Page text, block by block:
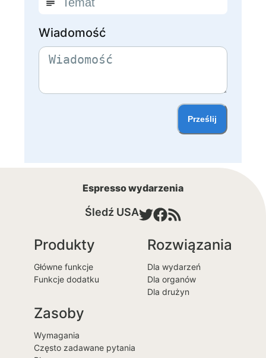
Wiadomość
Prześlij
Espresso wydarzenia
Śledź USA
Produkty
Główne funkcje
Funkcje dodatku
Rozwiązania
Dla wydarzeń
Dla organów
Dla drużyn
Zasoby
Wymagania
Często zadawane pytania